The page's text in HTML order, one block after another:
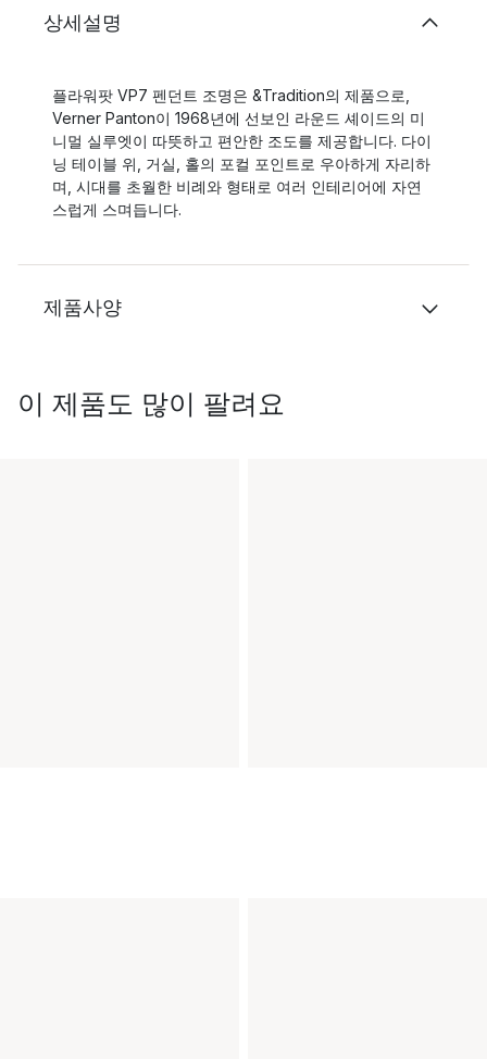
상세설명
플라워팟 VP7 펜던트 조명은 &Tradition의 제품으로,
Verner Panton이 1968년에 선보인 라운드 셰이드의 미
니멀 실루엣이 따뜻하고 편안한 조도를 제공합니다. 다이
닝 테이블 위, 거실, 홀의 포컬 포인트로 우아하게 자리하
며, 시대를 초월한 비례와 형태로 여러 인테리어에 자연
스럽게 스며듭니다.
제품사양
이 제품도 많이 팔려요